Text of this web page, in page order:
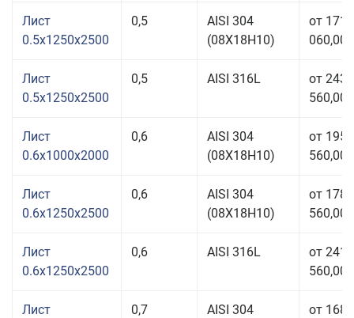
Лист
0.5x1250x2500
0,5
AISI 304
(08Х18Н10)
от 171
060,00
Лист
0.5x1250x2500
0,5 AISI 316L
от 243
560,00
Лист
0.6x1000x2000
0,6
AISI 304
(08Х18Н10)
от 195
560,00
Лист
0.6x1250x2500
0,6
AISI 304
(08Х18Н10)
от 178
560,00
Лист
0.6x1250x2500
0,6 AISI 316L
от 241
560,00
Лист
0,7
AISI 304
от 168